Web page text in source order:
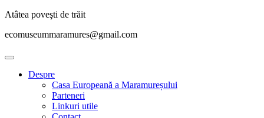
Atâtea poveşti de trăit
ecomuseummaramures@gmail.com
Despre
Casa Europeană a Maramureșului
Parteneri
Linkuri utile